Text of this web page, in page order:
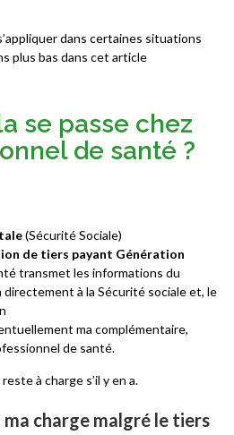
dans certaines situations
plus bas dans cet article
se passe chez
de santé ?
(Sécurité Sociale)
de tiers payant Génération
transmet les informations du
à la Sécurité sociale et, le
ma complémentaire,
de santé.
à charge s’il y en a.
charge malgré le tiers